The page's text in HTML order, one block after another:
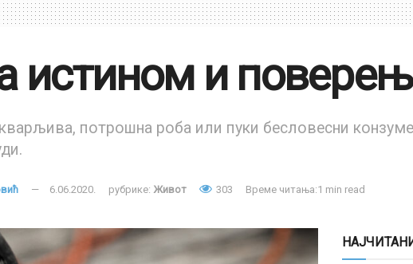
истином и
потрошна роба или пуки бесловесни
6.06.2020. рубрике: Живот 303 Време читања:1 min read